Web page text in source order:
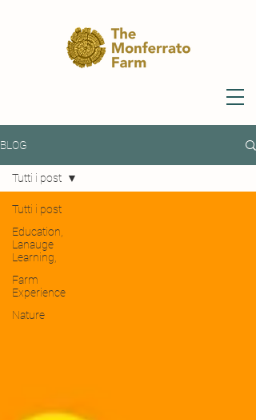
BLOG
Tutti i post
Education,
Lanauge
Learning,
Farm
Experience
Nature
Tutti i post